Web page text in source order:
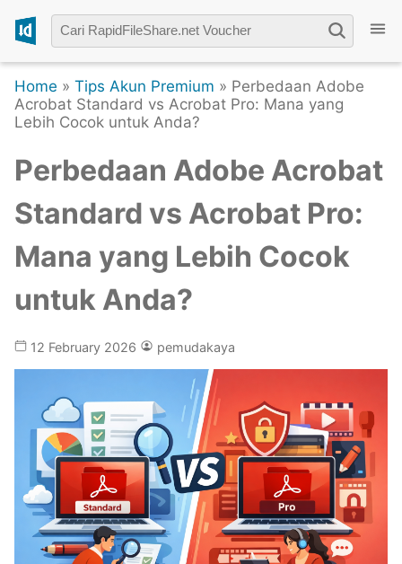
Home » Tips Akun Premium » Perbedaan Adobe
Acrobat Standard vs Acrobat Pro: Mana yang
Lebih Cocok untuk Anda?
Perbedaan Adobe Acrobat
Standard vs Acrobat Pro:
Mana yang Lebih Cocok
untuk Anda?
12 February 2026 pemudakaya